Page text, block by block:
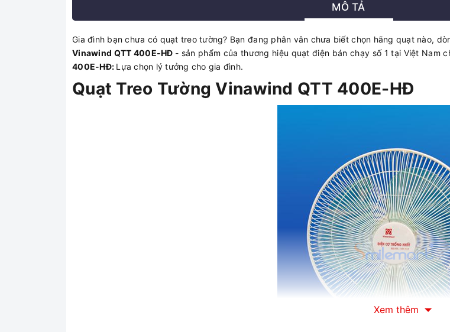
MÔ TẢ
Gia đình bạn chưa có quạt treo tường? Bạn đang phân vân chưa biết chọn hãng quạt nào,
Vinawind QTT 400E-HĐ - sản phẩm của thương hiệu quạt điện bán chạy số 1 tại Việt Nam
400E-HĐ: Lựa chọn lý tưởng cho gia đình.
Quạt Treo Tường Vinawind QTT 400E-HĐ
Xem thêm